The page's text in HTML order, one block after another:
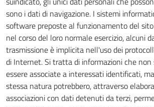
sono i dati di navigazione. I sistemi
software preposte al funzionamento del
nel corso del loro normale esercizio, alcuni
trasmissione è implicita nell'uso dei
di Internet. Si tratta di informazioni che non
essere associate a interessati identificati,
stessa natura potrebbero, attraverso
associazioni con dati detenuti da terzi,